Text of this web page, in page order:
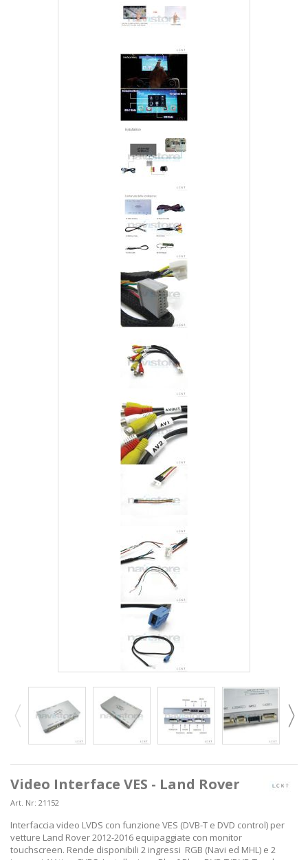
Video Interface VES - Land Rover
Art. Nr: 21152
Interfaccia video LVDS con funzione VES (DVB-T e DVD control) per
vetture Land Rover 2012-2016 equipaggiate con monitor
touchscreen. Rende disponibili 2 ingressi RGB (Navi ed MHL) e 2